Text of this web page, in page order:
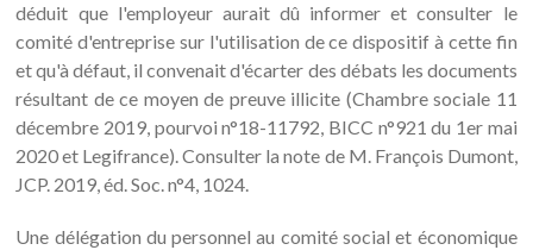
déduit que l'employeur aurait dû informer et consulter le
comité d'entreprise sur l'utilisation de ce dispositif à cette fin
et qu'à défaut, il convenait d'écarter des débats les documents
résultant de ce moyen de preuve illicite (Chambre sociale 11
décembre 2019, pourvoi n°18-11792, BICC n°921 du 1er mai
2020 et Legifrance). Consulter la note de M. François Dumont,
JCP. 2019, éd. Soc. n°4, 1024.
Une délégation du personnel au comité social et économique